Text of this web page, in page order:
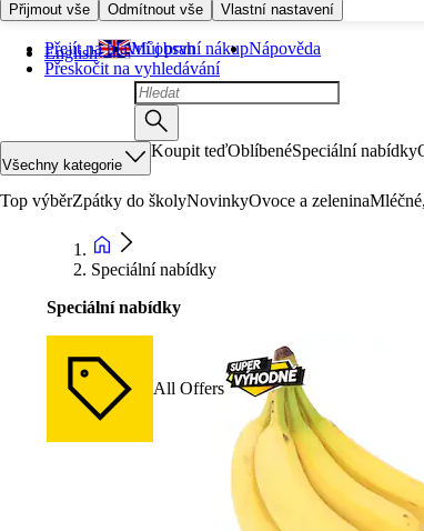
Přijmout vše Odmítnout vše Vlastní nastavení
Přejít na hlavní obsah
Přeskočit na vyhledávání
English Můj první nákupNápověda
Všechny kategorie
Koupit teďOblíbenéSpeciální nabídky
Top výběrZpátky do školyNovinkyOvoce a zelenina
Speciální nabídky
Speciální nabídky
All Offers